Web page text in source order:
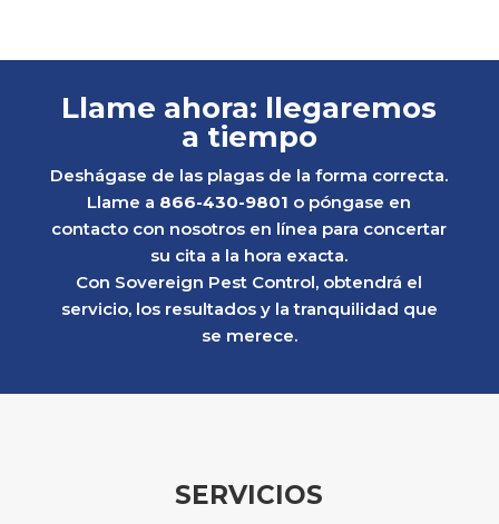
Llame ahora: llegaremos
a tiempo
Deshágase de las plagas de la forma correcta.
Llame a 866-430-9801 o póngase en
contacto con nosotros en línea para concertar
su cita a la hora exacta.
Con Sovereign Pest Control, obtendrá el
servicio, los resultados y la tranquilidad que
se merece.
SERVICIOS